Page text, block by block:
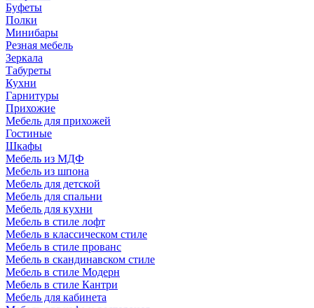
Буфеты
Полки
Минибары
Резная мебель
Зеркала
Табуреты
Кухни
Гарнитуры
Прихожие
Мебель для прихожей
Гостиные
Шкафы
Мебель из МДФ
Мебель из шпона
Мебель для детской
Мебель для спальни
Мебель для кухни
Мебель в стиле лофт
Мебель в классическом стиле
Мебель в стиле прованс
Мебель в скандинавском стиле
Мебель в стиле Модерн
Мебель в стиле Кантри
Мебель для кабинета